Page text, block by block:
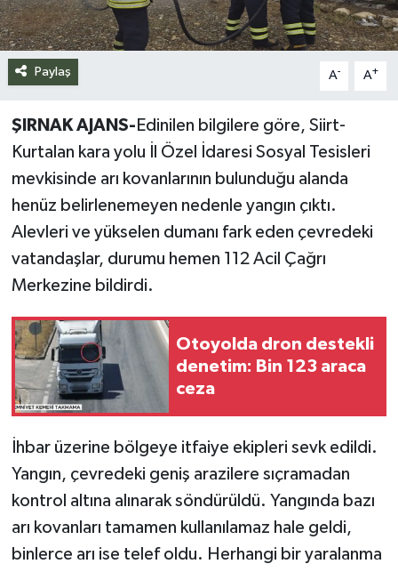
Paylaş A- A+
ŞIRNAK AJANS- Edinilen bilgilere göre, Siirt-
Kurtalan kara yolu İl Özel İdaresi Sosyal Tesisleri
mevkisinde arı kovanlarının bulunduğu alanda
henüz belirlenemeyen nedenle yangın çıktı.
Alevleri ve yükselen dumanı fark eden çevredeki
vatandaşlar, durumu hemen 112 Acil Çağrı
Merkezine bildirdi.
Otoyolda dron destekli
denetim: Bin 123 araca
ceza
İhbar üzerine bölgeye itfaiye ekipleri sevk edildi.
Yangın, çevredeki geniş arazilere sıçramadan
kontrol altına alınarak söndürüldü. Yangında bazı
arı kovanları tamamen kullanılamaz hale geldi,
binlerce arı ise telef oldu. Herhangi bir yaralanma
Teknoloji
Yazarlar